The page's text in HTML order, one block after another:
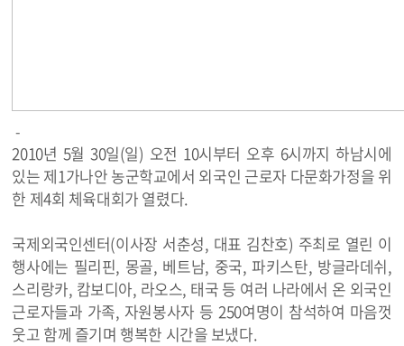
-
2010년 5월 30일(일) 오전 10시부터 오후 6시까지 하남시에
있는 제1가나안 농군학교에서 외국인 근로자 다문화가정을 위
한 제4회 체육대회가 열렸다.
국제외국인센터(이사장 서춘성, 대표 김찬호) 주최로 열린 이
행사에는 필리핀, 몽골, 베트남, 중국, 파키스탄, 방글라데쉬,
스리랑카, 캄보디아, 라오스, 태국 등 여러 나라에서 온 외국인
근로자들과 가족, 자원봉사자 등 250여명이 참석하여 마음껏
웃고 함께 즐기며 행복한 시간을 보냈다.